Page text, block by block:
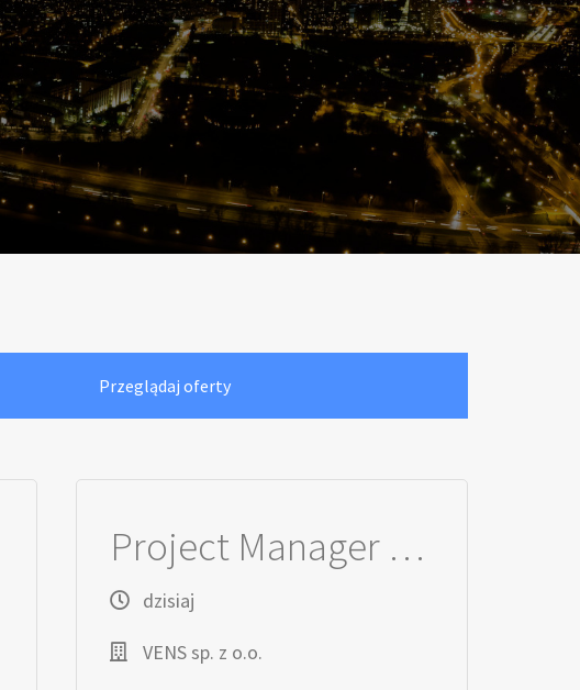
Project Manager / Managerka R&D
dzisiaj
VENS sp. z o.o.